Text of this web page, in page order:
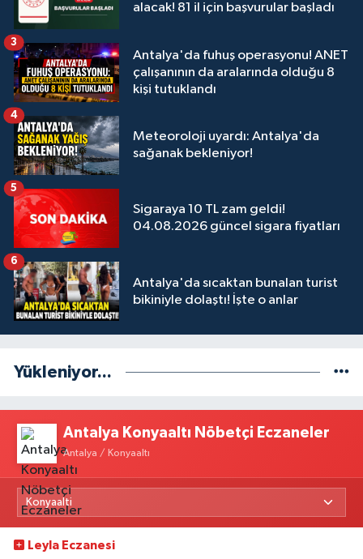
alacak! 81 il için başvurular başladı
Antalya'da fuhuş operasyonu! ANET
çalışanının da aralarında olduğu 8
kişi tutuklandı
3
Meteoroloji uyardı: Antalya'da
sağanak bekleniyor!
4
Sigaraya 10 TL zam geldi!
04.08.2026 güncel sigara fiyatları
5
Antalya'da sıcaktan bunalan turist
bikiniyle dolaştı! İşte o anlar
6
Yükleniyor...
Antalya Konyaaltı Nöbetçi Eczaneler
Antalya / Konyaaltı
Leyla Eczanesi